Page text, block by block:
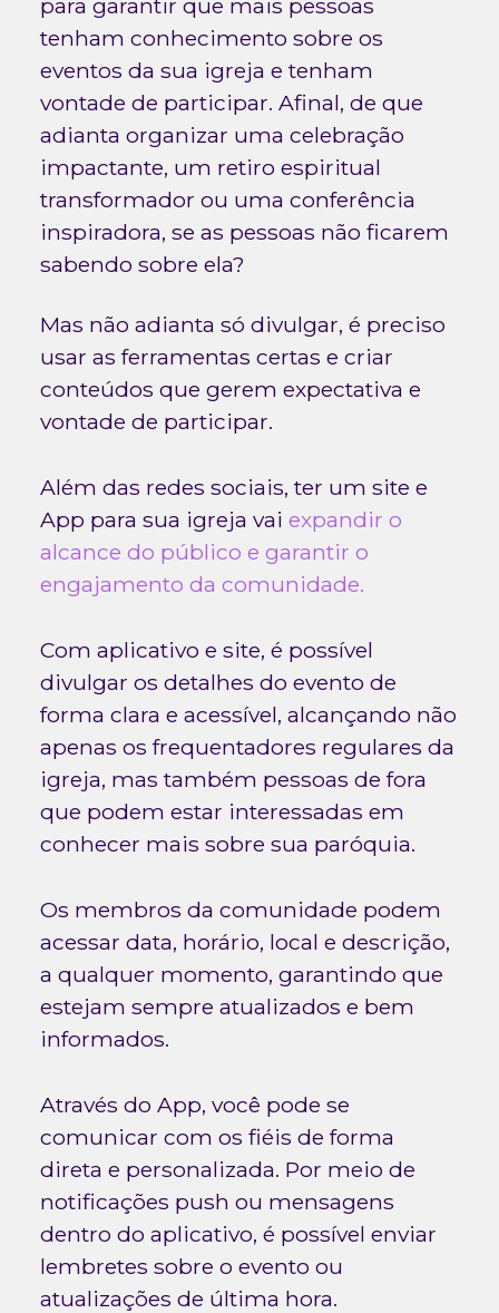
para garantir que mais pessoas
tenham conhecimento sobre os
eventos da sua igreja e tenham
vontade de participar. Afinal, de que
adianta organizar uma celebração
impactante, um retiro espiritual
transformador ou uma conferência
inspiradora, se as pessoas não ficarem
sabendo sobre ela?
Mas não adianta só divulgar, é preciso
usar as ferramentas certas e criar
conteúdos que gerem expectativa e
vontade de participar.
Além das redes sociais, ter um site e
App para sua igreja vai expandir o
alcance do público e garantir o
engajamento da comunidade.
Com aplicativo e site, é possível
divulgar os detalhes do evento de
forma clara e acessível, alcançando não
apenas os frequentadores regulares da
igreja, mas também pessoas de fora
que podem estar interessadas em
conhecer mais sobre sua paróquia.
Os membros da comunidade podem
acessar data, horário, local e descrição,
a qualquer momento, garantindo que
estejam sempre atualizados e bem
informados.
Através do App, você pode se
comunicar com os fiéis de forma
direta e personalizada. Por meio de
notificações push ou mensagens
dentro do aplicativo, é possível enviar
lembretes sobre o evento ou
atualizações de última hora.